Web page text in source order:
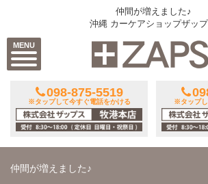
MENU
仲間が増えました♪
沖縄 カーケアショップザッ
098-875-5519
※タップして今すぐ電話をかける ※タップし
仲間が増えました♪